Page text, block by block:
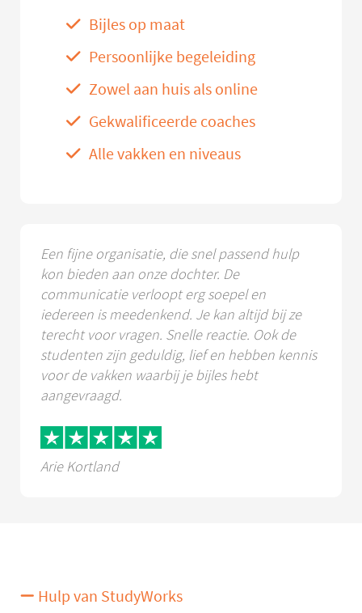
Bijles op maat
Persoonlijke begeleiding
Zowel aan huis als online
Gekwalificeerde coaches
Alle vakken en niveaus
Een fijne organisatie, die snel passend hulp
kon bieden aan onze dochter. De
communicatie verloopt erg soepel en
iedereen is meedenkend. Je kan altijd bij ze
terecht voor vragen. Snelle reactie. Ook de
studenten zijn geduldig, lief en hebben kennis
voor de vakken waarbij je bijles hebt
aangevraagd.
Arie Kortland
Hulp van StudyWorks